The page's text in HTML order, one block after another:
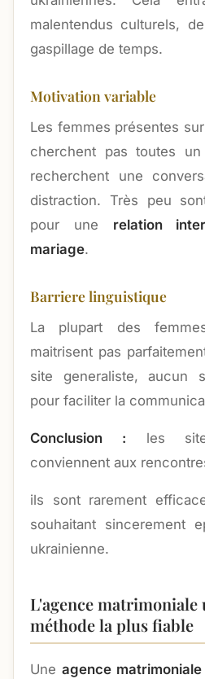
malentendus culturels,
gaspillage de temps.
Motivation variable
Les femmes présentes
cherchent pas toutes un
recherchent une
distraction. Très peu
pour une relation
mariage.
Barriere linguistique
La plupart des
maitrisent pas
site generaliste, aucun
pour faciliter la
Conclusion : les
conviennent aux
ils sont rarement
souhaitant sincerement
ukrainienne.
L'agence
méthode la plus fiable
Une agence